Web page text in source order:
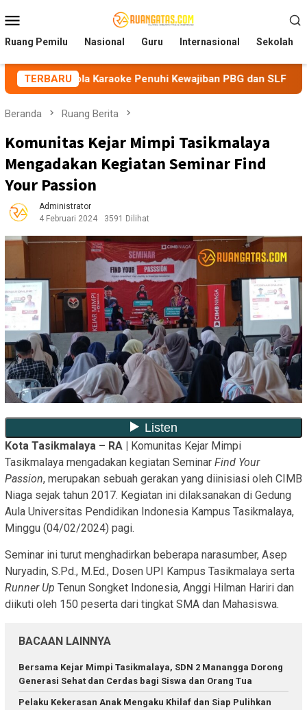
ke
kontenMobile
Ruang Pemilu Nasional Guru Internasional Sekolah
TERBARU
Penuhi Kewajiban PBG dan SLF BEM
Beranda Ruang Berita
Komunitas Kejar Mimpi Tasikmalaya
Mengadakan Kegiatan Seminar Find
Your Passion
Administrator
4 Februari 2024
3591 Dilihat
Kota Tasikmalaya – RA | Komunitas Kejar Mimpi
Tasikmalaya mengadakan kegiatan Seminar Find Your
Passion, merupakan sebuah gerakan yang diinisiasi oleh CIMB
Niaga sejak tahun 2017. Kegiatan ini dilaksanakan di Gedung
Aula Universitas Pendidikan Indonesia Kampus Tasikmalaya,
Minggu (04/02/2024) pagi.
Seminar ini turut menghadirkan beberapa narasumber, Asep
Nuryadin, S.Pd., M.Ed., Dosen UPI Kampus Tasikmalaya serta
Runner Up Tenun Songket Indonesia, Anggi Hilman Hariri dan
diikuti oleh 150 peserta dari tingkat SMA dan Mahasiswa.
BACAAN LAINNYA
Bersama Kejar Mimpi Tasikmalaya, SDN 2 Manangga Dorong
Generasi Sehat dan Cerdas bagi Siswa dan Orang Tua
Pelaku Kekerasan Anak Mengaku Khilaf dan Siap Pulihkan